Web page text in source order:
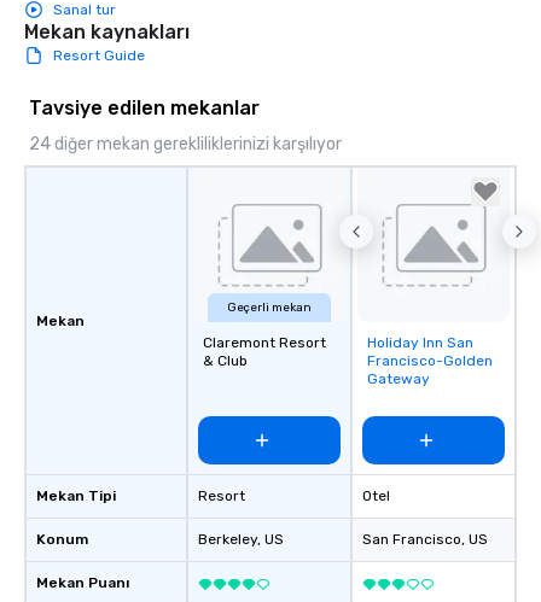
Sanal tur
Mekan kaynakları
Resort Guide
Tavsiye edilen mekanlar
24 diğer mekan gerekliliklerinizi karşılıyor
Mekan
Mekan Tipi
Konum
Mekan Puanı
Geçerli mekan
Claremont Resort
& Club
Resort
Berkeley, US
Removed from
favorites
Holiday Inn San
Francisco-Golden
Gateway
Otel
San Francisco, US